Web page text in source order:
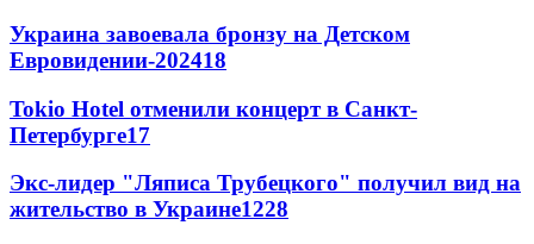
Украина завоевала бронзу на Детском
Евровидении-202418
Tokio Hotel отменили концерт в Санкт-
Петербурге17
Экс-лидер "Ляписа Трубецкого" получил вид на
жительство в Украине1228